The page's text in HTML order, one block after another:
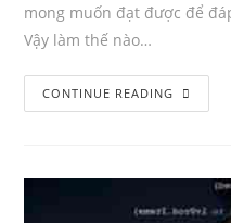
mong muốn đạt được để
Vậy làm thế nào…
CONTINUE READING
thế